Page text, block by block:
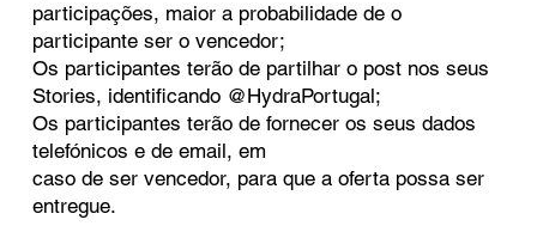
participações, maior a probabilidade de o
participante ser o vencedor;
Os participantes terão de partilhar o post nos seus
Stories, identificando @HydraPortugal;
Os participantes terão de fornecer os seus dados
telefónicos e de email, em
caso de ser vencedor, para que a oferta possa ser
entregue.